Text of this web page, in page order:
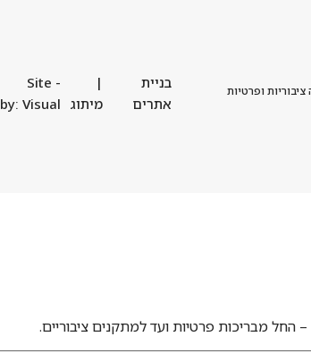
ופרטיות
בניית
אתרים
|
מיתוג
- Site
by: Visual
החל מבריכות פרטיות ועד למתקנים ציבוריים.